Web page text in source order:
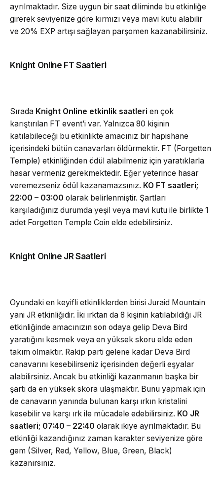
ayrılmaktadır. Size uygun bir saat diliminde bu etkinliğe
girerek seviyenize göre kırmızı veya mavi kutu alabilir
ve 20% EXP artışı sağlayan parşomen kazanabilirsiniz.
Knight Online FT Saatleri
Sırada Knight Online etkinlik saatleri en çok
karıştırılan FT event’i var. Yalnızca 80 kişinin
katılabileceği bu etkinlikte amacınız bir hapishane
içerisindeki bütün canavarları öldürmektir. FT (Forgetten
Temple) etkinliğinden ödül alabilmeniz için yaratıklarla
hasar vermeniz gerekmektedir. Eğer yeterince hasar
veremezseniz ödül kazanamazsınız. KO FT saatleri;
22:00 – 03:00 olarak belirlenmiştir. Şartları
karşıladığınız durumda yeşil veya mavi kutu ile birlikte 1
adet Forgetten Temple Coin elde edebilirsiniz.
Knight Online JR Saatleri
Oyundaki en keyifli etkinliklerden birisi Juraid Mountain
yani JR etkinliğidir. İki ırktan da 8 kişinin katılabildiği JR
etkinliğinde amacınızın son odaya gelip Deva Bird
yaratığını kesmek veya en yüksek skoru elde eden
takım olmaktır. Rakip parti gelene kadar Deva Bird
canavarını kesebilirseniz içerisinden değerli eşyalar
alabilirsiniz. Ancak bu etkinliği kazanmanın başka bir
şartı da en yüksek skora ulaşmaktır. Bunu yapmak için
de canavarın yanında bulunan karşı ırkın kristalini
kesebilir ve karşı ırk ile mücadele edebilirsiniz. KO JR
saatleri; 07:40 – 22:40 olarak ikiye ayrılmaktadır. Bu
etkinliği kazandığınız zaman karakter seviyenize göre
gem (Silver, Red, Yellow, Blue, Green, Black)
kazanırsınız.